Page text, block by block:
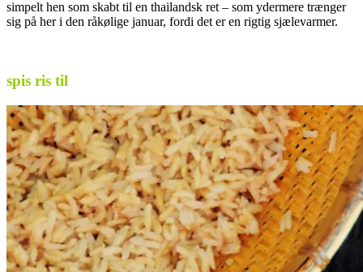
simpelt hen som skabt til en thailandsk ret – som ydermere trænger
sig på her i den råkølige januar, fordi det er en rigtig sjælevarmer.
spis ris til